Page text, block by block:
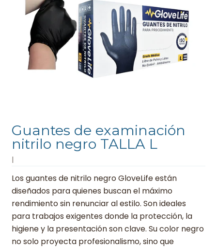
Guantes de examinación
nitrilo negro TALLA L
|
Los guantes de nitrilo negro GloveLife están
diseñados para quienes buscan el máximo
rendimiento sin renunciar al estilo. Son ideales
para trabajos exigentes donde la protección, la
higiene y la presentación son clave. Su color negro
no solo proyecta profesionalismo, sino que